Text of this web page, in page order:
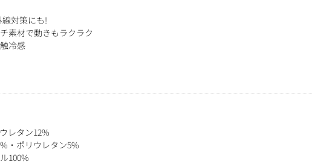
線対策にも!
素材で動きもラクラク
冷感
レタン12%
・ポリウレタン5%
100%